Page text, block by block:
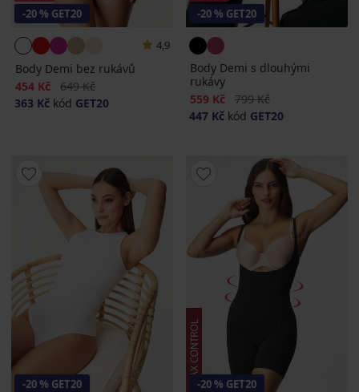
-20 % GET20
4,9
Body Demi bez rukávů
Sleva
454 Kč Původní cena
649 Kč
363 Kč kód GET20
-20 % GET20
Body Demi s dlouhými
rukávy
Sleva
559 Kč Původní cena
799 Kč
447 Kč kód GET20
-20 % GET20 -20 % GET20